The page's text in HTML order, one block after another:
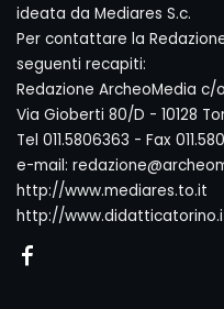
ideata da Mediares S.c.
Per contattare la
seguenti recapiti:
Redazione ArcheoMedia c/
Via Gioberti 80/D - 10128
Tel 011.5806363 - Fax
e-mail:
http://www.mediares.to.it
http://